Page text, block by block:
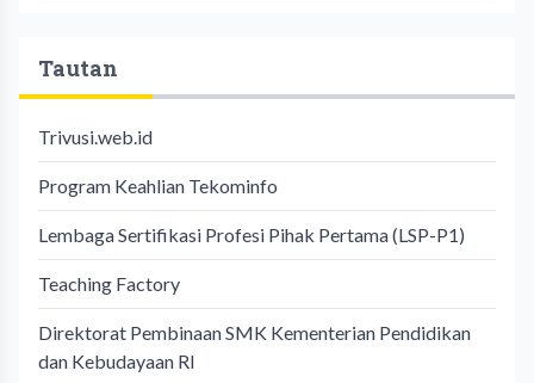
Tautan
Trivusi.web.id
Program Keahlian Tekominfo
Lembaga Sertifikasi Profesi Pihak Pertama (LSP-P1)
Teaching Factory
Direktorat Pembinaan SMK Kementerian Pendidikan
dan Kebudayaan RI